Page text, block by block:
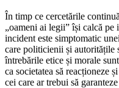
În timp ce cercetările
„oameni ai legii” își calcă
incident este simptomatic
care politicienii și autoritățile
întrebările etice și morale
ca societatea să reacționeze
cei care ar trebui să